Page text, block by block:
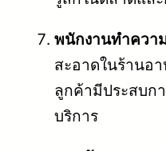
พนักงานทำควา
สะอาดในร้านอ
ลูกค้ามีประสบก
บริการ